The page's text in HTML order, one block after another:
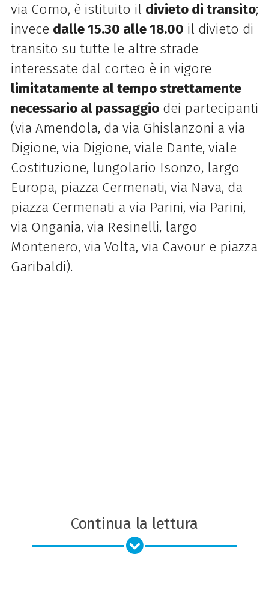
via Como, è istituito il divieto di transito;
invece dalle 15.30 alle 18.00 il divieto di
transito su tutte le altre strade
interessate dal corteo è in vigore
limitatamente al tempo strettamente
necessario al passaggiodei partecipanti
(via Amendola, da via Ghislanzoni a via
Digione, via Digione, viale Dante, viale
Costituzione, lungolario Isonzo, largo
Europa, piazza Cermenati, via Nava, da
piazza Cermenati a via Parini, via Parini,
via Ongania, via Resinelli, largo
Montenero, via Volta, via Cavour e piazza
Garibaldi).
Continua la lettura